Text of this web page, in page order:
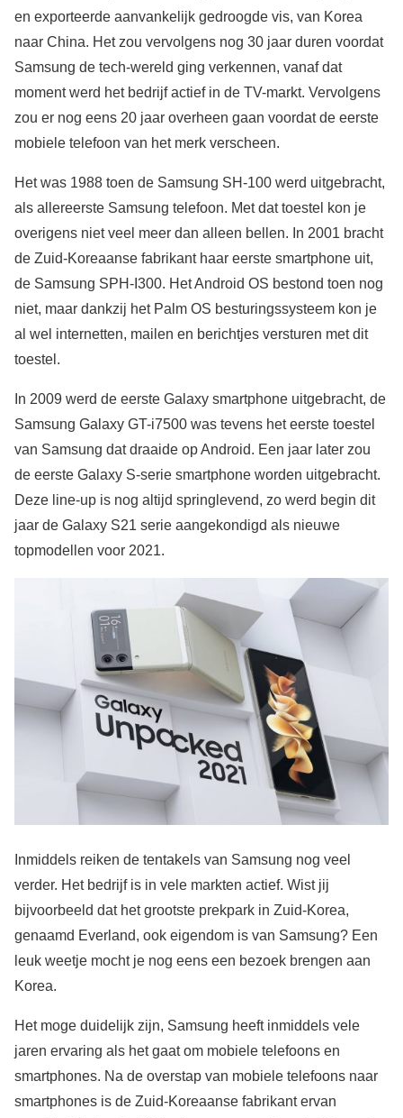
en exporteerde aanvankelijk gedroogde vis, van Korea
naar China. Het zou vervolgens nog 30 jaar duren voordat
Samsung de tech-wereld ging verkennen, vanaf dat
moment werd het bedrijf actief in de TV-markt. Vervolgens
zou er nog eens 20 jaar overheen gaan voordat de eerste
mobiele telefoon van het merk verscheen.
Het was 1988 toen de Samsung SH-100 werd uitgebracht,
als allereerste Samsung telefoon. Met dat toestel kon je
overigens niet veel meer dan alleen bellen. In 2001 bracht
de Zuid-Koreaanse fabrikant haar eerste smartphone uit,
de Samsung SPH-I300. Het Android OS bestond toen nog
niet, maar dankzij het Palm OS besturingssysteem kon je
al wel internetten, mailen en berichtjes versturen met dit
toestel.
In 2009 werd de eerste Galaxy smartphone uitgebracht, de
Samsung Galaxy GT-i7500 was tevens het eerste toestel
van Samsung dat draaide op Android. Een jaar later zou
de eerste Galaxy S-serie smartphone worden uitgebracht.
Deze line-up is nog altijd springlevend, zo werd begin dit
jaar de Galaxy S21 serie aangekondigd als nieuwe
topmodellen voor 2021.
Inmiddels reiken de tentakels van Samsung nog veel
verder. Het bedrijf is in vele markten actief. Wist jij
bijvoorbeeld dat het grootste prekpark in Zuid-Korea,
genaamd Everland, ook eigendom is van Samsung? Een
leuk weetje mocht je nog eens een bezoek brengen aan
Korea.
Het moge duidelijk zijn, Samsung heeft inmiddels vele
jaren ervaring als het gaat om mobiele telefoons en
smartphones. Na de overstap van mobiele telefoons naar
smartphones is de Zuid-Koreaanse fabrikant ervan